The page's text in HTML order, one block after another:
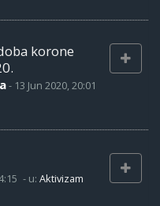
korone
- 13 Jun 2020, 20:01
- u: Aktivizam